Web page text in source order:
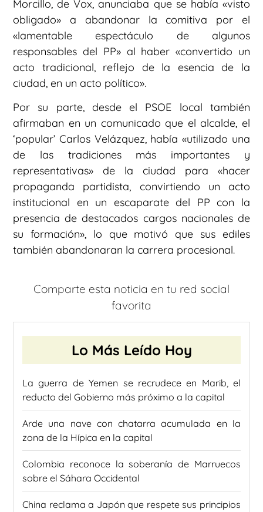
Morcillo, de Vox, anunciaba que se había «visto
obligado» a abandonar la comitiva por el
«lamentable espectáculo de algunos
responsables del PP» al haber «convertido un
acto tradicional, reflejo de la esencia de la
ciudad, en un acto político».
Por su parte, desde el PSOE local también
afirmaban en un comunicado que el alcalde, el
‘popular’ Carlos Velázquez, había «utilizado una
de las tradiciones más importantes y
representativas» de la ciudad para «hacer
propaganda partidista, convirtiendo un acto
institucional en un escaparate del PP con la
presencia de destacados cargos nacionales de
su formación», lo que motivó que sus ediles
también abandonaran la carrera procesional.
Comparte esta noticia en tu red social
favorita
Lo Más Leído Hoy
La guerra de Yemen se recrudece en Marib, el
reducto del Gobierno más próximo a la capital
Arde una nave con chatarra acumulada en la
zona de la Hípica en la capital
Colombia reconoce la soberanía de Marruecos
sobre el Sáhara Occidental
China reclama a Japón que respete sus principios